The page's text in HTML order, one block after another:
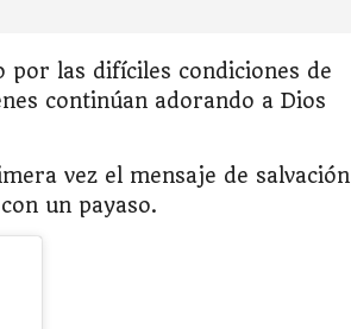
por las difíciles condiciones de
continúan adorando a Dios
vez el mensaje de salvación
un payaso.